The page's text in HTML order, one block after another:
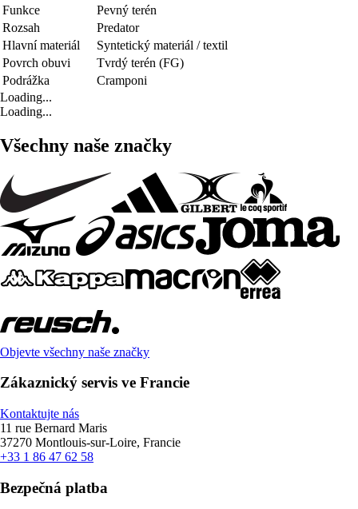
Funkce
Pevný terén
Rozsah
Predator
Hlavní materiál
Syntetický materiál / textil
Povrch obuvi
Tvrdý terén (FG)
Podrážka
Cramponi
Loading...
Loading...
Všechny naše značky
Objevte všechny naše značky
Zákaznický servis ve Francie
Kontaktujte nás
11 rue Bernard Maris
37270 Montlouis-sur-Loire, Francie
+33 1 86 47 62 58
Bezpečná platba